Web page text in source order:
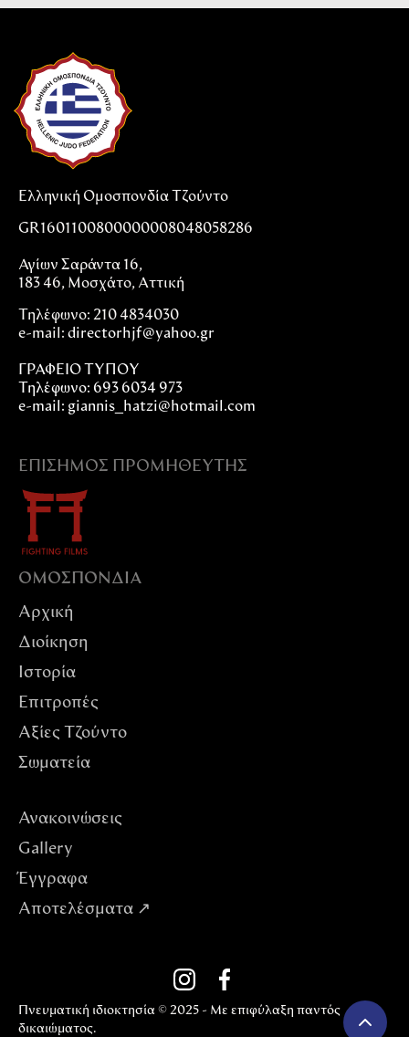
Ελληνική Ομοσπονδία Τζούντο
GR1601100800000008048058286
Αγίων Σαράντα 16,
183 46, Μοσχάτο, Αττική
Τηλέφωνο: 210 4834030
e-mail: directorhjf@yahoo.gr
ΓΡΑΦΕΙΟ ΤΥΠΟΥ
Τηλέφωνο: 693 6034 973
e-mail: giannis_hatzi@hotmail.com
ΕΠΊΣΗΜΟΣ ΠΡΟΜΗΘΕΥΤΉΣ
ΟΜΟΣΠΟΝΔIΑ
Αρχική
Διοίκηση
Ιστορία
Επιτροπές
Αξίες Tζούντο
Σωματεία
Ανακοινώσεις
Gallery
Έγγραφα
Αποτελέσματα ↗
Πνευματική ιδιοκτησία © 2025 - Με επιφύλαξη παντός
δικαιώματος.